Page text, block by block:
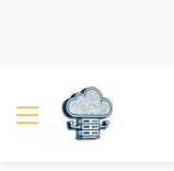
Menu